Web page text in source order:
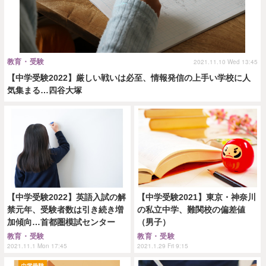
【中学受験2022】厳しい戦いは必至、情報発信の上手い学校に人
気集まる…四谷大塚
教育・受験 2021.11.10 Wed 13:45
【中学受験2022】英語入試の解
禁元年、受験者数は引き続き増
加傾向…首都圏模試センター
教育・受験
2021.11.1 Mon 17:45
【中学受験2021】東京・神奈川
の私立中学、難関校の偏差値
（男子）
教育・受験
2021.1.29 Fri 9:15